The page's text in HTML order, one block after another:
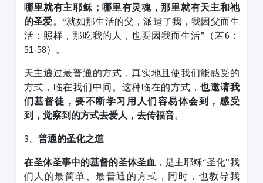
哪里就有主耶稣；哪里有灵魂，那里就有天主和祂
的圣爱。“就如那生活的父，派遣了我，我因父而生
活；照样，那吃我的人，也要因我而生活”（若6：
51-58）。
天主通过最普通的方式，真实地且使我们能感受的
方式，临在我们中间。这种临在的方式，也邀请我
们基督徒，要不断学习用人们容易体会到，感受
到，觉察到的方式去爱人，去传福音。
3、 普通的圣化之道
在圣体圣事中的基督的圣体圣血 ，是主耶稣“圣化”我
们人的最简单、最普通的方式，同时，也教导我